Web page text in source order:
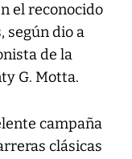
el reconocido
según dio a
de la
G. Motta.
campaña
clásicas